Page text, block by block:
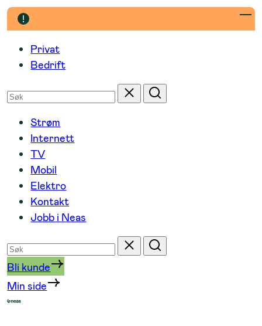
Hopp
til
innholdPrivat
Bedrift
Søk
etter
Tilbakestill
Søk
Strøm
Internett
TV
Mobil
Elektro
Kontakt
Jobb i Neas
Søk
etter
Tilbakestill
Søk
Bli kunde
Min side